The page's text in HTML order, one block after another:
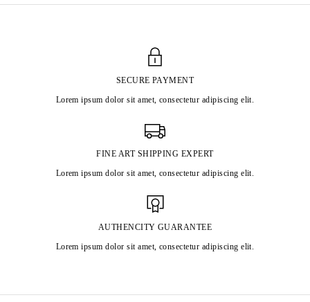
SECURE PAYMENT
Lorem ipsum dolor sit amet, consectetur adipiscing elit.
FINE ART SHIPPING EXPERT
Lorem ipsum dolor sit amet, consectetur adipiscing elit.
AUTHENCITY GUARANTEE
Lorem ipsum dolor sit amet, consectetur adipiscing elit.